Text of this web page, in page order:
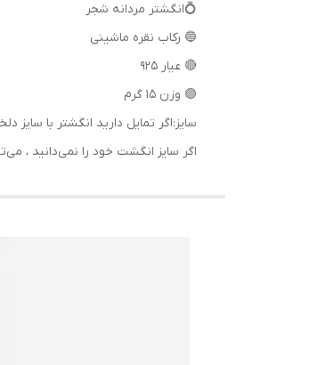
💍انگشتر مردانه شجر
🔵 رکاب نقره ماشینی
🔴 عیار 925
🟣 وزن 15 گرم
سایز:اگر تمایل دارید انگشتر با
اگر سایز انگشت خود را نمی‌دانید ،